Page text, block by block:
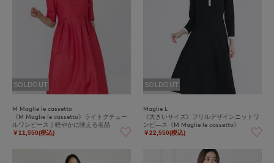
SOLDOUT
M Maglie le cassetto
《M Maglie le cassetto》ライトクチュー
ルワンピース｜軽やかに映える名品
￥11,550(税込)
SOLDOUT
Maglie L
《大きいサイズ》フリルデザインニットワ
ンピ―ス《M Maglie le cassetto》
￥22,550(税込)